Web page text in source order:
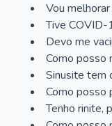
Vou
Tive COVID-
Devo me
Como posso
Sinusite tem
Como posso
Tenho rinite,